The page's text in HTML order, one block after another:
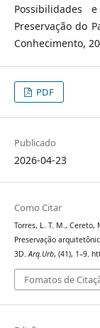
Possibilidades
Preservação do
Conhecimento,
PDF
Publicado
2026-04-23
Como Citar
Torres, L. T. M., Cereto,
Preservação
3D.Arq.Urb, (41), 1–9.
Fomatos de